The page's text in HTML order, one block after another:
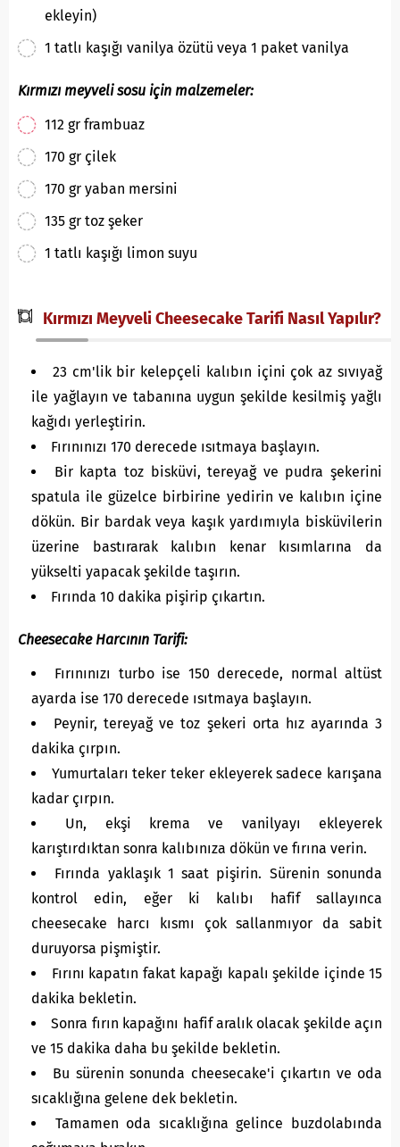
ekleyin)
1 tatlı kaşığı vanilya özütü veya 1 paket vanilya
Kırmızı meyveli sosu için malzemeler:
112 gr frambuaz
170 gr çilek
170 gr yaban mersini
135 gr toz şeker
1 tatlı kaşığı limon suyu
Kırmızı Meyveli Cheesecake Tarifi Nasıl Yapılır?
23 cm'lik bir kelepçeli kalıbın içini çok az sıvıyağ
ile yağlayın ve tabanına uygun şekilde kesilmiş yağlı
kağıdı yerleştirin.
Fırınınızı 170 derecede ısıtmaya başlayın.
Bir kapta toz bisküvi, tereyağ ve pudra şekerini
spatula ile güzelce birbirine yedirin ve kalıbın içine
dökün. Bir bardak veya kaşık yardımıyla bisküvilerin
üzerine bastırarak kalıbın kenar kısımlarına da
yükselti yapacak şekilde taşırın.
Fırında 10 dakika pişirip çıkartın.
Cheesecake Harcının Tarifi:
Fırınınızı turbo ise 150 derecede, normal altüst
ayarda ise 170 derecede ısıtmaya başlayın.
Peynir, tereyağ ve toz şekeri orta hız ayarında 3
dakika çırpın.
Yumurtaları teker teker ekleyerek sadece karışana
kadar çırpın.
Un, ekşi krema ve vanilyayı ekleyerek
karıştırdıktan sonra kalıbınıza dökün ve fırına verin.
Fırında yaklaşık 1 saat pişirin. Sürenin sonunda
kontrol edin, eğer ki kalıbı hafif sallayınca
cheesecake harcı kısmı çok sallanmıyor da sabit
duruyorsa pişmiştir.
Fırını kapatın fakat kapağı kapalı şekilde içinde 15
dakika bekletin.
Sonra fırın kapağını hafif aralık olacak şekilde açın
ve 15 dakika daha bu şekilde bekletin.
Bu sürenin sonunda cheesecake'i çıkartın ve oda
sıcaklığına gelene dek bekletin.
Tamamen oda sıcaklığına gelince buzdolabında